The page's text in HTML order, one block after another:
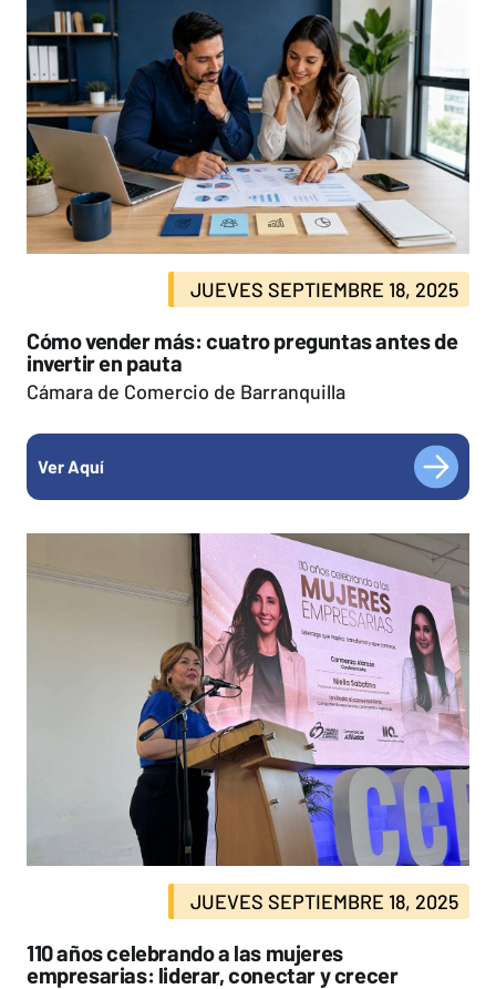
JUEVES SEPTIEMBRE 18, 2025
Cómo vender más: cuatro preguntas antes de
invertir en pauta
Cámara de Comercio de Barranquilla
Ver Aquí
JUEVES SEPTIEMBRE 18, 2025
110 años celebrando a las mujeres
empresarias: liderar, conectar y crecer